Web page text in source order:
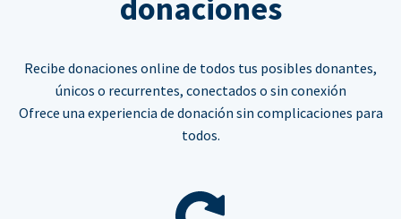
donaciones
Recibe donaciones online de todos tus posibles donantes,
únicos o recurrentes, conectados o sin conexión
Ofrece una experiencia de donación sin complicaciones para
todos.